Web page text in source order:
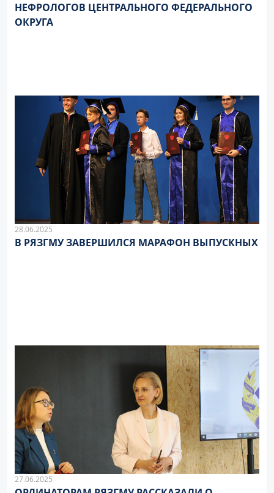
НЕФРОЛОГОВ ЦЕНТРАЛЬНОГО ФЕДЕРАЛЬНОГО
ОКРУГА
28.06.2025
В РЯЗГМУ ЗАВЕРШИЛСЯ МАРАФОН ВЫПУСКНЫХ
27.06.2025